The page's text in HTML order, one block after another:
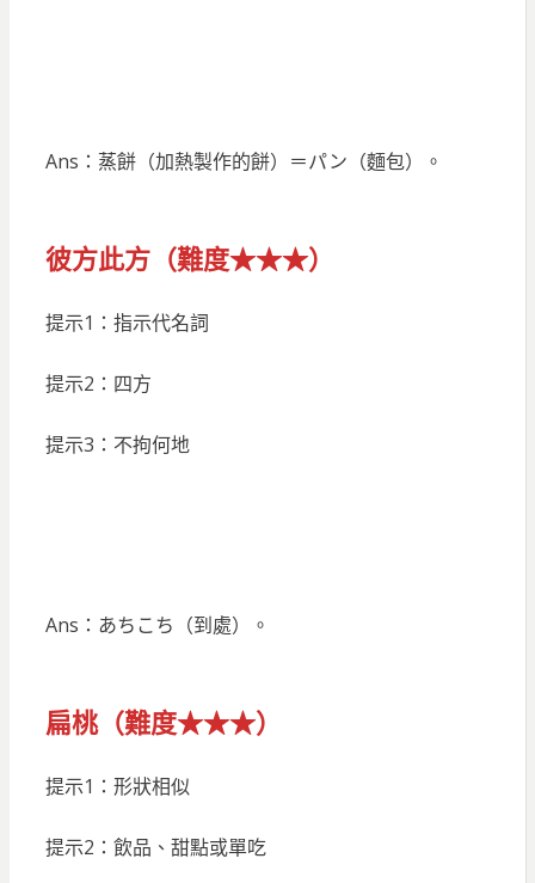
Ans：蒸餅（加熱製作的餅）＝パン（麵包）。
彼方此方（難度★★★）
提示1：指示代名詞
提示2：四方
提示3：不拘何地
Ans：あちこち（到處）。
扁桃（難度★★★）
提示1：形狀相似
提示2：飲品、甜點或單吃